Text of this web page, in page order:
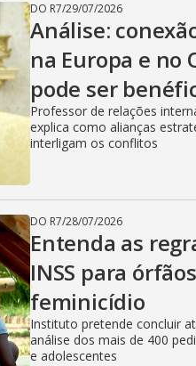
DO R7/29/07/2026
Análise:
na Europa e no
pode ser
Professor de relações
explica como alianças
interligam os conflitos
DO R7/28/07/2026
Entenda as
INSS para
feminicídio
Instituto pretende concluir
análise dos mais de 400
e adolescentes